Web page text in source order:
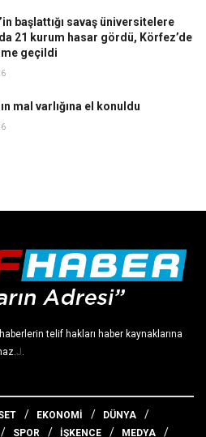
başlattığı savaş üniversitelere
21 kurum hasar gördü, Körfez’de
geçildi
mal varlığına el konuldu
telif hakları haber kaynaklarına
J.
EKONOMİ
DÜNYA
SPOR İŞKENCE MEDYA